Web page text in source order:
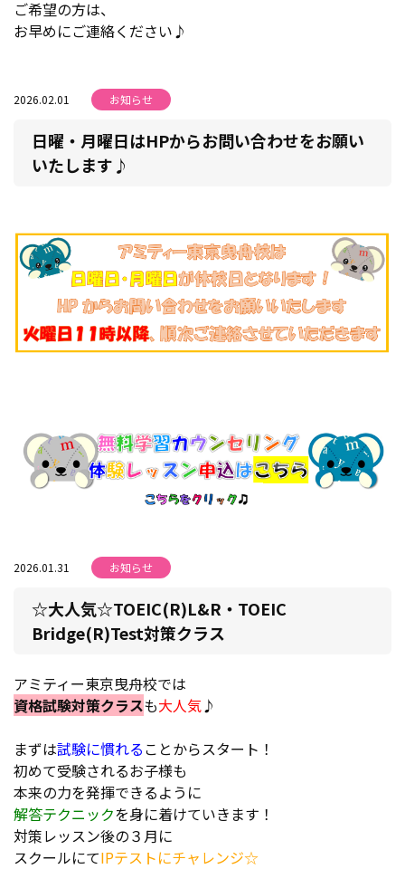
ご希望の方は、
お早めにご連絡ください♪
2026.02.01 お知らせ
日曜・月曜日はHPからお問い合わせをお願い
いたします♪
2026.01.31 お知らせ
☆大人気☆TOEIC(R)L&R・TOEIC
Bridge(R)Test対策クラス
アミティー東京曳舟校では
資格試験対策クラスも大人気♪
まずは試験に慣れることからスタート！
初めて受験されるお子様も
本来の力を発揮できるように
解答テクニックを身に着けていきます！
対策レッスン後の３月に
スクールにてIPテストにチャレンジ☆